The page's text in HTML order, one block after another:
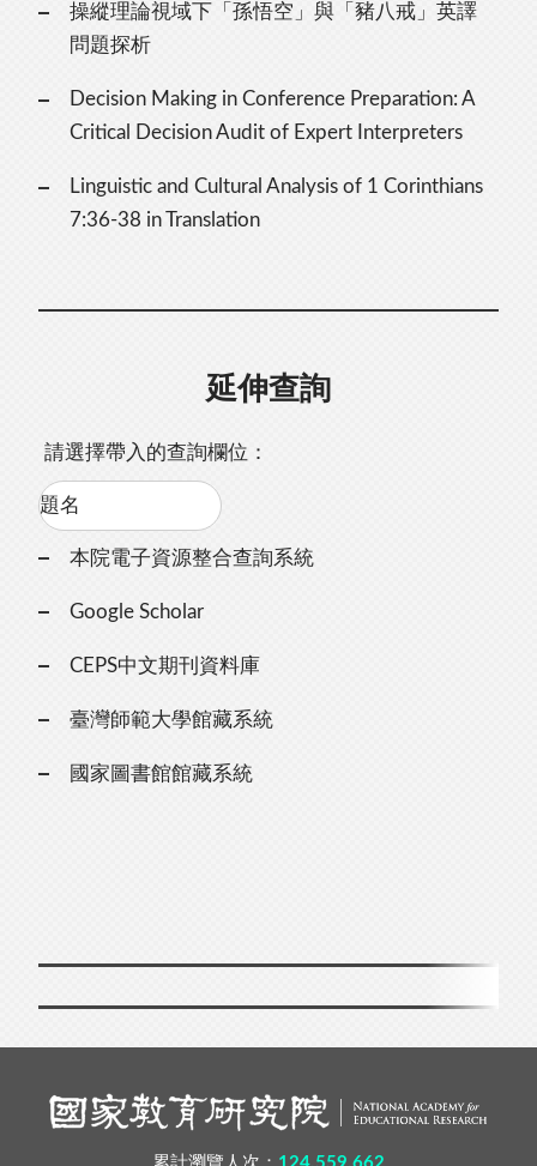
操縱理論視域下「孫悟空」與「豬八戒」英譯
問題探析
Decision Making in Conference Preparation: A
Critical Decision Audit of Expert Interpreters
Linguistic and Cultural Analysis of 1 Corinthians
7:36-38 in Translation
延伸查詢
請選擇帶入的查詢欄位：
本院電子資源整合查詢系統
Google Scholar
CEPS中文期刊資料庫
臺灣師範大學館藏系統
國家圖書館館藏系統